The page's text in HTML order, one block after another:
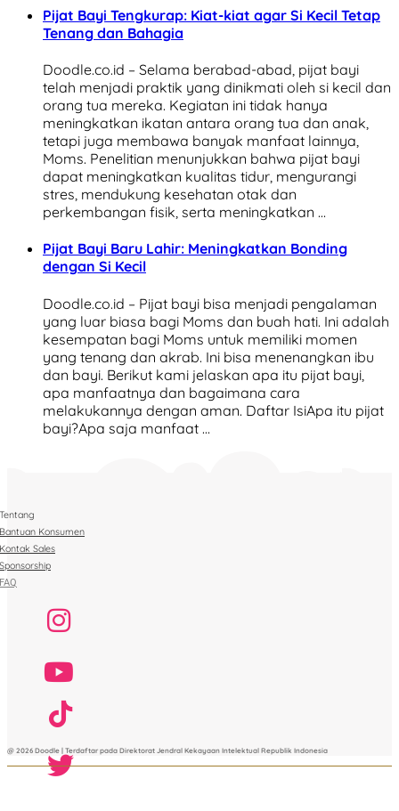
Pijat Bayi Tengkurap: Kiat-kiat agar Si Kecil Tetap
Tenang dan Bahagia
Doodle.co.id – Selama berabad-abad, pijat bayi
telah menjadi praktik yang dinikmati oleh si kecil dan
orang tua mereka. Kegiatan ini tidak hanya
meningkatkan ikatan antara orang tua dan anak,
tetapi juga membawa banyak manfaat lainnya,
Moms. Penelitian menunjukkan bahwa pijat bayi
dapat meningkatkan kualitas tidur, mengurangi
stres, mendukung kesehatan otak dan
perkembangan fisik, serta meningkatkan …
Pijat Bayi Baru Lahir: Meningkatkan Bonding
dengan Si Kecil
Doodle.co.id – Pijat bayi bisa menjadi pengalaman
yang luar biasa bagi Moms dan buah hati. Ini adalah
kesempatan bagi Moms untuk memiliki momen
yang tenang dan akrab. Ini bisa menenangkan ibu
dan bayi. Berikut kami jelaskan apa itu pijat bayi,
apa manfaatnya dan bagaimana cara
melakukannya dengan aman. Daftar IsiApa itu pijat
bayi?Apa saja manfaat …
Tentang
Bantuan Konsumen
Kontak Sales
Sponsorship
FAQ
@ 2026 Doodle | Terdaftar pada Direktorat Jendral Kekayaan Intelektual Republik Indonesia